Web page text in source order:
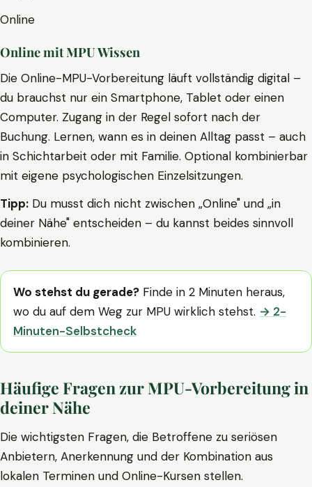
Online
Online mit MPU Wissen
Die Online-MPU-Vorbereitung läuft vollständig digital –
du brauchst nur ein Smartphone, Tablet oder einen
Computer. Zugang in der Regel sofort nach der
Buchung. Lernen, wann es in deinen Alltag passt – auch
in Schichtarbeit oder mit Familie. Optional kombinierbar
mit eigene psychologischen Einzelsitzungen.
Tipp: Du musst dich nicht zwischen „Online" und „in
deiner Nähe" entscheiden – du kannst beides sinnvoll
kombinieren.
Wo stehst du gerade? Finde in 2 Minuten heraus,
wo du auf dem Weg zur MPU wirklich stehst. → 2-
Minuten-Selbstcheck
Häufige Fragen zur MPU-Vorbereitung in
deiner Nähe
Die wichtigsten Fragen, die Betroffene zu seriösen
Anbietern, Anerkennung und der Kombination aus
lokalen Terminen und Online-Kursen stellen.